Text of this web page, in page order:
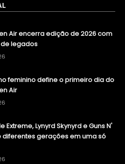
Air encerra edição de 2026 com
legados
feminino define o primeiro dia do
Air
Extreme, Lynyrd Skynyrd e Guns N'
diferentes gerações em uma só